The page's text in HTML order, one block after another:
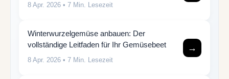
8 Apr. 2026 • 7 Min. Lesezeit
Winterwurzelgemüse anbauen: Der
vollständige Leitfaden für Ihr Gemüsebeet
8 Apr. 2026 • 7 Min. Lesezeit
→